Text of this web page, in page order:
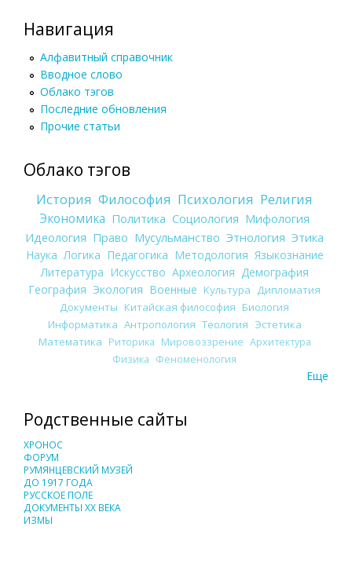
Навигация
Алфавитный справочник
Вводное слово
Облако тэгов
Последние обновления
Прочие статьи
Облако тэгов
История Философия Психология Религия
Экономика Политика Социология Мифология
Идеология Право Мусульманство Этнология Этика
Наука Логика Педагогика Методология Языкознание
Литература Искусство Археология Демография
География Экология Военные Культура
Дипломатия
Документы Китайская философия Биология
Информатика Антропология Теология Эстетика
Математика Риторика Мировоззрение Архитектура
Физика Феноменология
Еще
Родственные сайты
ХРОНОС
ФОРУМ
РУМЯНЦЕВСКИЙ МУЗЕЙ
ДО 1917 ГОДА
РУССКОЕ ПОЛЕ
ДОКУМЕНТЫ XX ВЕКА
ИЗМЫ